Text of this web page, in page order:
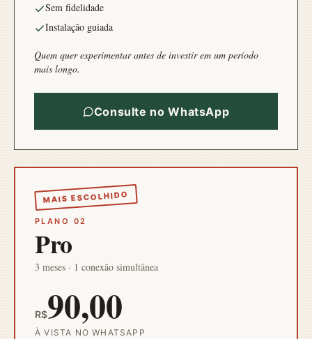
Sem fidelidade
Instalação guiada
Quem quer experimentar antes de investir em um período
mais longo.
Consulte no WhatsApp
MAIS ESCOLHIDO
PLANO 02
Pro
3 meses · 1 conexão simultânea
R$90,00
À VISTA NO WHATSAPP